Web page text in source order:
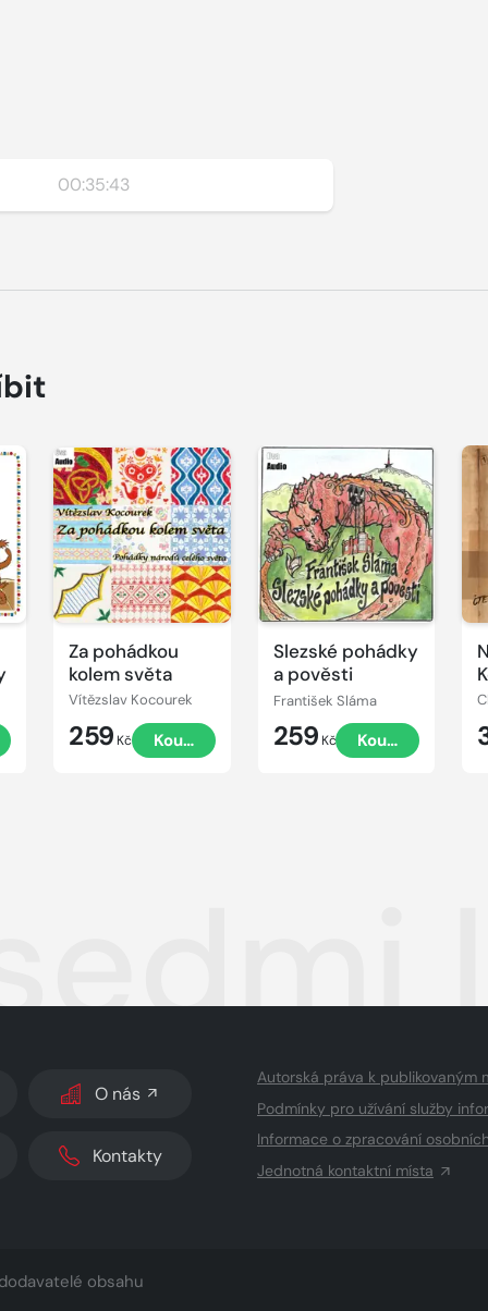
00:35:43
Za pohádkou
kolem světa
Vítězslav Kocourek
259 Kč Koupit
Přehrát
ukázku
Slezské pohádky
a pověsti
František Sláma
259 Kč Koupit
Přehrát
ukázku
O nás
Kontakty
Autorská práva k publikovaným
Podmínky pro užívání služby
Informace o zpracování
Jednotná kontaktní místa
obsahu